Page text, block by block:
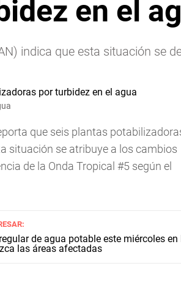
en el
indica que esta situación se
que seis plantas
situación se atribuye a los cambios
de la Onda Tropical #5 según el
de agua potable este miércoles en
las áreas afectadas